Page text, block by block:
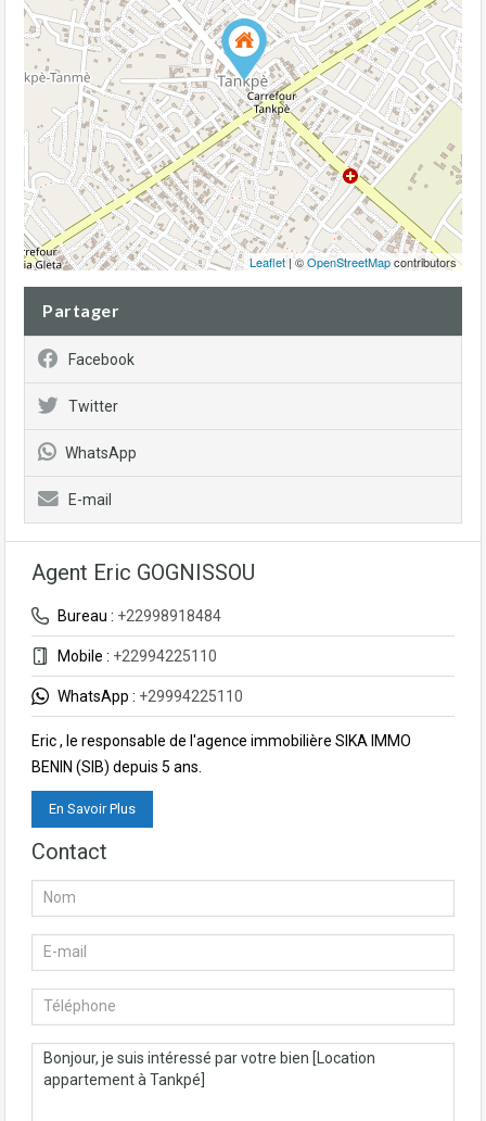
Leaflet| ©OpenStreetMapcontributors
Partager
Facebook
Twitter
WhatsApp
E-mail
Agent Eric GOGNISSOU
Bureau : +22998918484
Mobile : +22994225110
WhatsApp : +29994225110
Eric , le responsable de l'agence immobilière SIKA IMMO
BENIN (SIB) depuis 5 ans.
En Savoir Plus
Contact